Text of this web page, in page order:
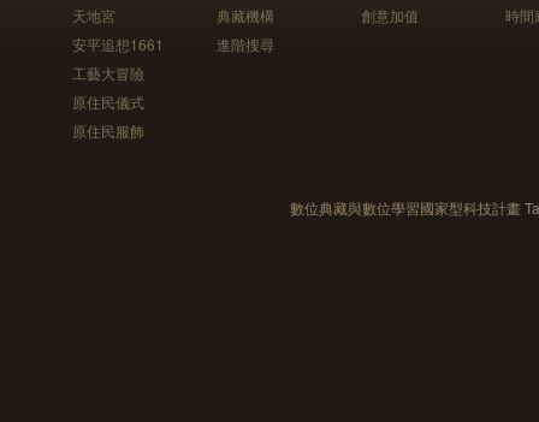
天地宮
安平追想1661
工藝大冒險
原住民儀式
原住民服飾
典藏機構
進階搜尋
創意加值
時間
數位典藏與數位學習國家型科技計畫